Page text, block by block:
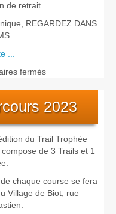
de retrait.
REGARDEZ DANS
...
ferméssur
à
Participants.
2023
du Trail Trophée
de 3 Trails et 1
chaque course se fera
Village de Biot, rue